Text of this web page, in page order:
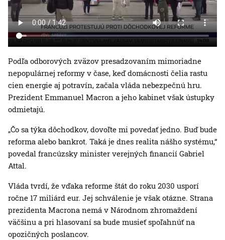
Podľa odborových zväzov presadzovaním mimoriadne
nepopulárnej reformy v čase, keď domácnosti čelia rastu
cien energie aj potravín, začala vláda nebezpečnú hru.
Prezident Emmanuel Macron a jeho kabinet však ústupky
odmietajú.
„Čo sa týka dôchodkov, dovoľte mi povedať jedno. Buď bude
reforma alebo bankrot. Taká je dnes realita nášho systému,“
povedal francúzsky minister verejných financií Gabriel
Attal.
Vláda tvrdí, že vďaka reforme štát do roku 2030 usporí
ročne 17 miliárd eur. Jej schválenie je však otázne. Strana
prezidenta Macrona nemá v Národnom zhromaždení
väčšinu a pri hlasovaní sa bude musieť spoľahnúť na
opozičných poslancov.